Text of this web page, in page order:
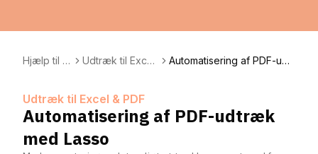
Hjælp til L
Udtræk til Excel
Automatisering af PDF-udtr
Udtræk til Excel & PDF
Automatisering af PDF-udtræk
med Lasso